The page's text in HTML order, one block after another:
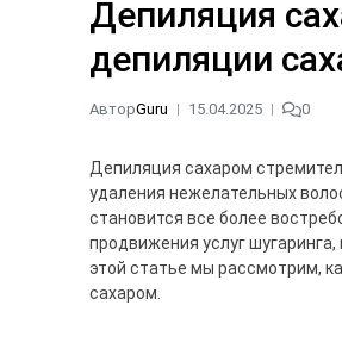
Депиляция
депиляции
АвторGuru 15.04.2025 0
Депиляция сахаром
удаления нежелательных
становится все более
продвижения услуг
этой статье мы рассмотрим,
сахаром.